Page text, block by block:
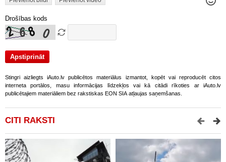
Drošības kods
Stingri aizliegts iAuto.lv publicētos materiālus izmantot, kopēt vai reproducēt citos
interneta portālos, masu informācijas līdzekļos vai kā citādi rīkoties ar iAuto.lv
publicētajiem materiāliem bez rakstiskas EON SIA atļaujas saņemšanas.
CITI RAKSTI